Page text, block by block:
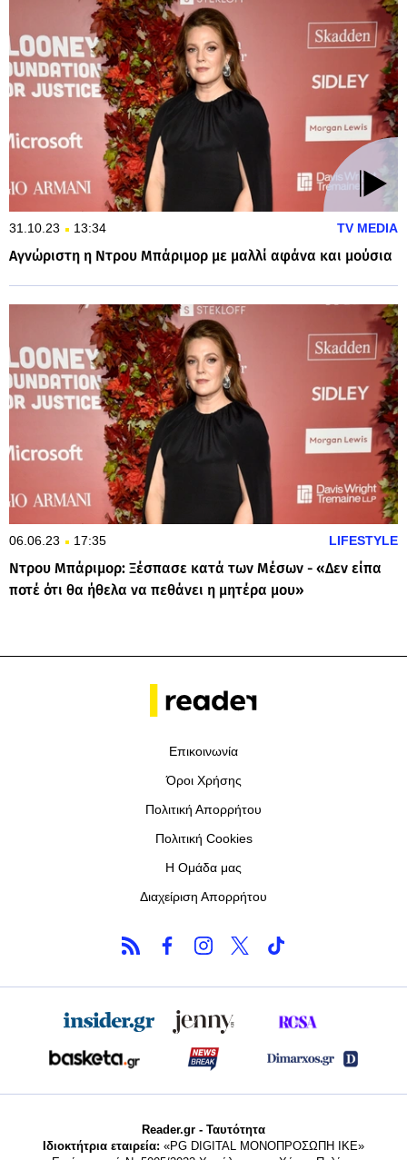
31.10.23 13:34 TV MEDIA
Αγνώριστη η Ντρου Μπάριμορ με μαλλί αφάνα και μούσια
06.06.23 17:35 LIFESTYLE
Ντρου Μπάριμορ: Ξέσπασε κατά των Μέσων - «Δεν είπα
ποτέ ότι θα ήθελα να πεθάνει η μητέρα μου»
Επικοινωνία
Όροι Χρήσης
Πολιτική Απορρήτου
Πολιτική Cookies
Η Ομάδα μας
Διαχείριση Απορρήτου
Reader.gr - Ταυτότητα
Ιδιοκτήτρια εταιρεία: «PG DIGITAL MONΟΠΡΟΣΩΠΗ ΙΚΕ»